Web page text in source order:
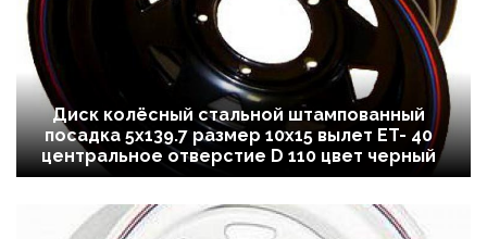
Диск колёсный стальной штампованный
посадка 5x139.7 размер 10х15 вылет ET- 40
центральное отверстие D 110 цвет черный